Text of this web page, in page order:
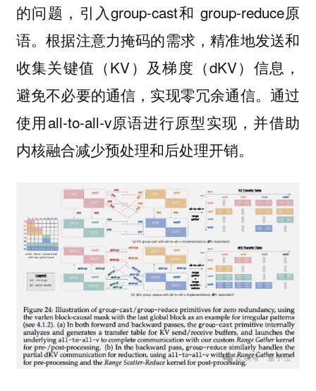
的问题，引入group-cast和 group-reduce原
语。根据注意力掩码的需求，精准地发送和
收集关键值（KV）及梯度（dKV）信息，
避免不必要的通信，实现零冗余通信。通过
使用all-to-all-v原语进行原型实现，并借助
内核融合减少预处理和后处理开销。